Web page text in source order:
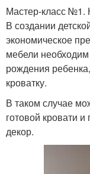
Мастер-класс №1.
В создании
экономическое
мебели
рождения
кроватку.
В таком случае
готовой кровати
декор.